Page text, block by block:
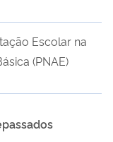
Escolar na
(PNAE)